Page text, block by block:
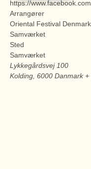
https://
Arrangører
Oriental Festival Denmark
Samværket
Sted
Samværket
Lykkegårdsvej 100
Kolding 6000 Danmark +